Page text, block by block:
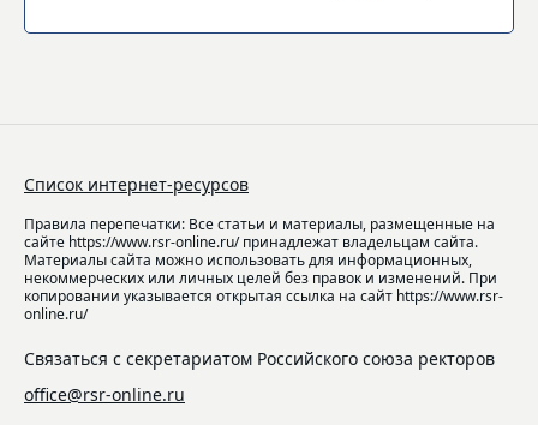
Список интернет-ресурсов
Правила перепечатки: Все статьи и материалы, размещенные на
сайте https://www.rsr-online.ru/ принадлежат владельцам сайта.
Материалы сайта можно использовать для информационных,
некоммерческих или личных целей без правок и изменений. При
копировании указывается открытая ссылка на сайт https://www.rsr-
online.ru/
Связаться с секретариатом Российского союза ректоров
office@rsr-online.ru